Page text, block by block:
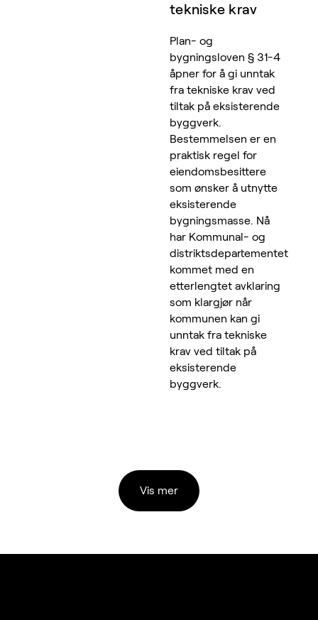
tekniske krav
Plan- og
bygningsloven § 31-4
åpner for å gi unntak
fra tekniske krav ved
tiltak på eksisterende
byggverk.
Bestemmelsen er en
praktisk regel for
eiendomsbesittere
som ønsker å utnytte
eksisterende
bygningsmasse. Nå
har Kommunal- og
distriktsdepartementet
kommet med en
etterlengtet avklaring
som klargjør når
kommunen kan gi
unntak fra tekniske
krav ved tiltak på
eksisterende
byggverk.
Vis mer